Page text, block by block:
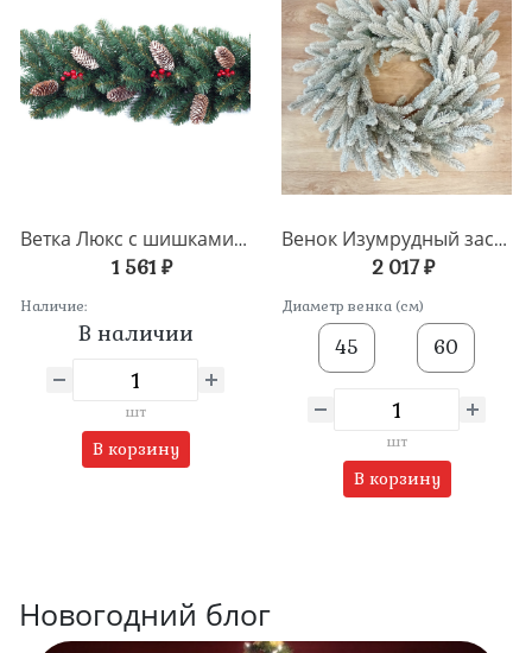
Ветка Люкс с шишками и ягодами
1 561 ₽
Наличие:
В наличии
шт
В корзину
Венок Изумрудный заснеженный
2 017 ₽
Диаметр венка (см)
45 60
шт
В корзину
Новогодний блог